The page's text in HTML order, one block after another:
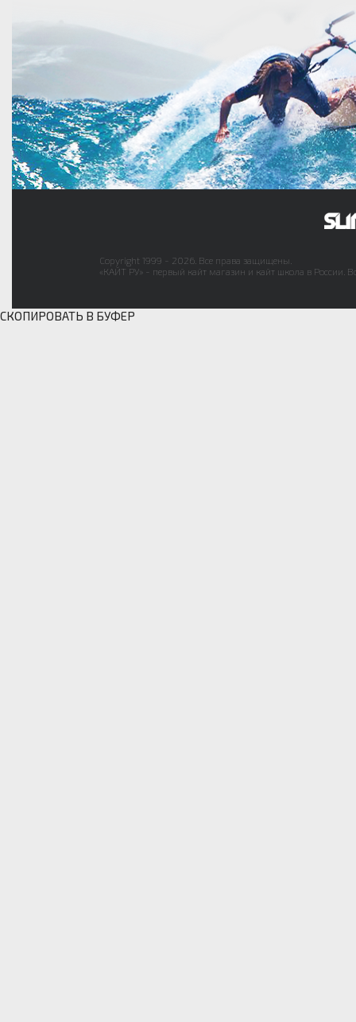
Copyright 1999 - 2026. Все права защищены.
«КАЙТ РУ» - первый кайт магазин и кайт школа в России.
СКОПИРОВАТЬ В БУФЕР